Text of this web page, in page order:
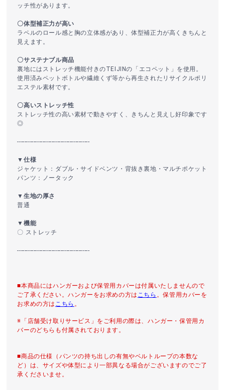
ッチ性があります。
〇体型補正力が高い
ラペルのロール感と胸の立体感があり、体型補正力が高くきちんと
見えます。
〇サステナブル商品
裏地にはストレッチ機能付きのTEIJINの「エコペット」を使用。
使用済みペットボトルや繊維くず等から再生されたリサイクルポリ
エステル素材です。
〇高いストレッチ性
ストレッチ性の高い素材で動きやすく、きちんと見えし好印象です
◎
----------------------------------------
▼仕様
ジャケット：ダブル・サイドベンツ・背抜き裏地・マルチポケット
パンツ：ノータック
▼生地の厚さ
普通
▼機能
〇 ストレッチ
----------------------------------------
■本商品にはハンガーおよび保管用カバーは付属いたしませんので
ご了承ください。ハンガーをお求めの方は こちら 。保管用カバーを
お求めの方は こちら 。
※「店舗受け取りサービス」をご利用の際は、ハンガー・保管用カ
バーのどちらも付属されております。
■商品の仕様（パンツの持ち出しの有無やベルトループの本数な
ど）は、サイズや体型により一部異なる場合がございますのでご了
承くださいませ。